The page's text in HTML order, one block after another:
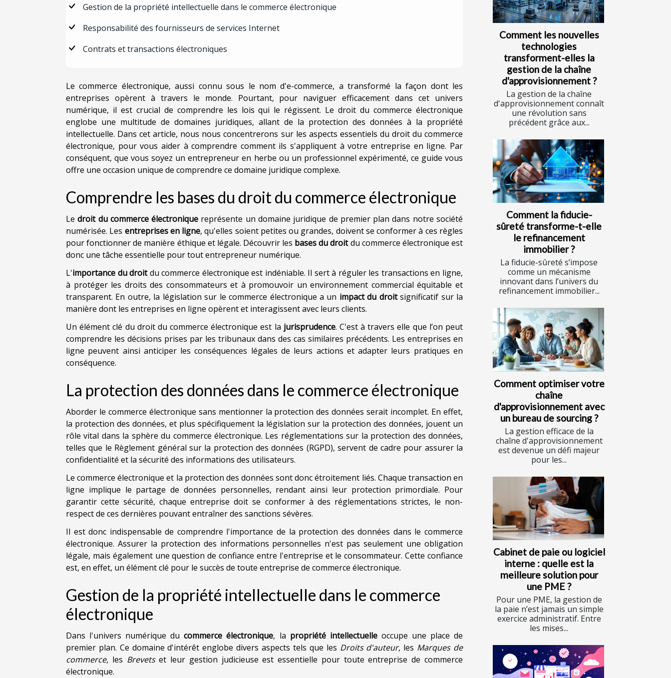
Gestion de la propriété intellectuelle dans le commerce électronique
Responsabilité des fournisseurs de services Internet
Contrats et transactions électroniques
Le commerce électronique, aussi connu sous le nom d'e-commerce, a transformé la façon dont les
entreprises opèrent à travers le monde. Pourtant, pour naviguer efficacement dans cet univers
numérique, il est crucial de comprendre les lois qui le régissent. Le droit du commerce électronique
englobe une multitude de domaines juridiques, allant de la protection des données à la propriété
intellectuelle. Dans cet article, nous nous concentrerons sur les aspects essentiels du droit du commerce
électronique, pour vous aider à comprendre comment ils s'appliquent à votre entreprise en ligne. Par
conséquent, que vous soyez un entrepreneur en herbe ou un professionnel expérimenté, ce guide vous
offre une occasion unique de comprendre ce domaine juridique complexe.
Comprendre les bases du droit du commerce électronique
Ledroit du commerce électronique représente un domaine juridique de premier plan dans notre société
numérisée. Les entreprises en ligne, qu'elles soient petites ou grandes, doivent se conformer à ces règles
pour fonctionner de manière éthique et légale. Découvrir les bases du droitdu commerce électronique est
donc une tâche essentielle pour tout entrepreneur numérique.
L'importance du droitdu commerce électronique est indéniable. Il sert à réguler les transactions en ligne,
à protéger les droits des consommateurs et à promouvoir un environnement commercial équitable et
transparent. En outre, la législation sur le commerce électronique a un impact du droitsignificatif sur la
manière dont les entreprises en ligne opèrent et interagissent avec leurs clients.
Un élément clé du droit du commerce électronique est la jurisprudence. C'est à travers elle que l’on peut
comprendre les décisions prises par les tribunaux dans des cas similaires précédents. Les entreprises en
ligne peuvent ainsi anticiper les conséquences légales de leurs actions et adapter leurs pratiques en
conséquence.
La protection des données dans le commerce électronique
Aborder le commerce électronique sans mentionner la protection des données serait incomplet. En effet,
la protection des données, et plus spécifiquement la législation sur la protection des données, jouent un
rôle vital dans la sphère du commerce électronique. Les réglementations sur la protection des données,
telles que le Règlement général sur la protection des données (RGPD), servent de cadre pour assurer la
confidentialité et la sécurité des informations des utilisateurs.
Le commerce électronique et la protection des données sont donc étroitement liés. Chaque transaction en
ligne implique le partage de données personnelles, rendant ainsi leur protection primordiale. Pour
garantir cette sécurité, chaque entreprise doit se conformer à des réglementations strictes, le non-
respect de ces dernières pouvant entraîner des sanctions sévères.
Il est donc indispensable de comprendre l'importance de la protection des données dans le commerce
électronique. Assurer la protection des informations personnelles n'est pas seulement une obligation
légale, mais également une question de confiance entre l'entreprise et le consommateur. Cette confiance
est, en effet, un élément clé pour le succès de toute entreprise de commerce électronique.
Gestion de la propriété intellectuelle dans le commerce
électronique
Dans l'univers numérique ducommerce électronique, la propriété intellectuelleoccupe une place de
premier plan. Ce domaine d'intérêt englobe divers aspects tels que les Droits d'auteur, les Marques de
commerce, les Brevetset leur gestion judicieuse est essentielle pour toute entreprise de commerce
électronique.
Comment les nouvelles
technologies
transforment-elles la
gestion de la chaîne
d'approvisionnement ?
La gestion de la chaîne
d'approvisionnement connaît
une révolution sans
précédent grâce aux...
Comment la fiducie-
sûreté transforme-t-elle
le refinancement
immobilier ?
La fiducie-sûreté s’impose
comme un mécanisme
innovant dans l’univers du
refinancement immobilier...
Comment optimiser votre
chaîne
d'approvisionnement avec
un bureau de sourcing ?
La gestion efficace de la
chaîne d'approvisionnement
est devenue un défi majeur
pour les...
Cabinet de paie ou logiciel
interne : quelle est la
meilleure solution pour
une PME ?
Pour une PME, la gestion de
la paie n’est jamais un simple
exercice administratif. Entre
les mises...